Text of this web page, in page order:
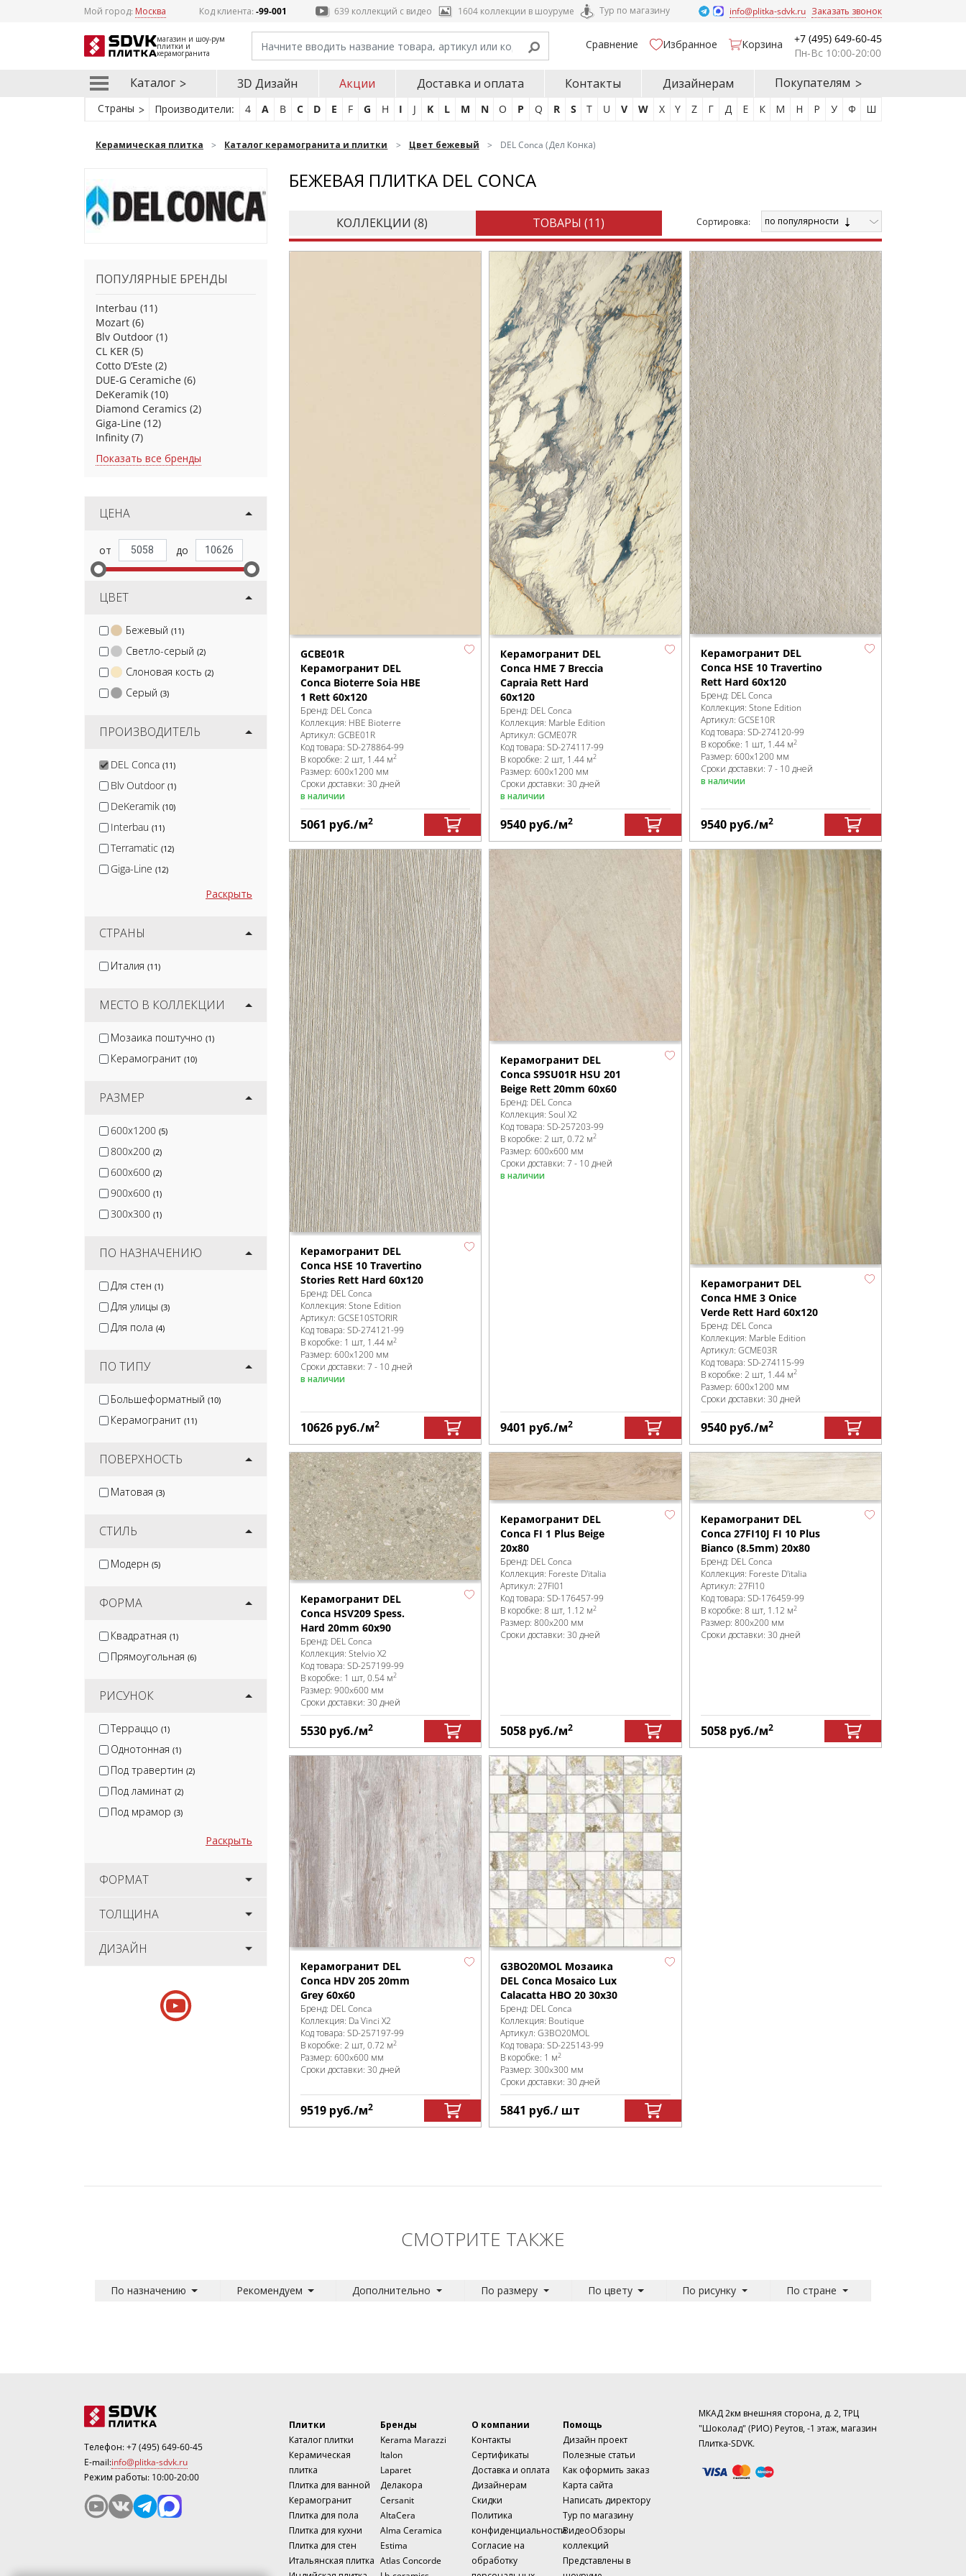
Мой город: Москва Код клиента:-99-001 639 коллекций с видео 1604 коллекции в шоуруме Тур по магазину info@plitka-sdvk.ru Заказать звонок
магазин и шоу-рум
плитки и
керамогранита
Сравнение Избранное Корзина
+7 (495) 649-60-45
Пн-Вс 10:00-20:00
Каталог 3D Дизайн Акции Доставка и оплата Контакты Дизайнерам Покупателям
Страны Производители: 4 A B C D E F G H I J K L M N O P Q R S T U V W X Y Z Г Д Е К М Н Р У Ф Ш
Керамическая плитка Каталог керамогранита и плитки Цвет бежевый DEL Conca (Дел Конка)
ПОПУЛЯРНЫЕ БРЕНДЫ
Interbau (11)
Mozart (6)
Blv Outdoor (1)
CL KER (5)
Cotto D’Este (2)
DUE-G Ceramiche (6)
DeKeramik (10)
Diamond Ceramics (2)
Giga-Line (12)
Infinity (7)
Показать все бренды
ЦЕНА
ЦВЕТ
Бежевый (11)
Светло-серый (2)
Слоновая кость (2)
Серый (3)
ПРОИЗВОДИТЕЛЬ
DEL Conca (11)
Blv Outdoor (1)
DeKeramik (10)
Interbau (11)
Terramatic (12)
Giga-Line (12)
Isla (14)
Jano Tiles (17)
Раскрыть
СТРАНЫ
Италия (11)
МЕСТО В КОЛЛЕКЦИИ
Мозаика поштучно (1)
Керамогранит (10)
РАЗМЕР
600x1200 (5)
800x200 (2)
600x600 (2)
900x600 (1)
300x300 (1)
ПО НАЗНАЧЕНИЮ
Для стен (1)
Для улицы (3)
Для пола (4)
ПО ТИПУ
Большеформатный (10)
Керамогранит (11)
ПОВЕРХНОСТЬ
Матовая (3)
СТИЛЬ
Модерн (5)
ФОРМА
Квадратная (1)
Прямоугольная (6)
РИСУНОК
Терраццо (1)
Однотонная (1)
Под травертин (2)
Под ламинат (2)
Под мрамор (3)
Раскрыть
ФОРМАТ
ТОЛЩИНА
ДИЗАЙН
БЕЖЕВАЯ ПЛИТКА DEL CONCA
КОЛЛЕКЦИИ (8) ТОВАРЫ (11) Cортировка: по популярности
GCBE01R
Керамогранит DEL
Conca Bioterre Soia HBE
1 Rett 60x120
Бренд: DEL Conca
Коллекция: HBE Bioterre
Артикул: GCBE01R
Код товара: SD-278864-99
В коробке: 2 шт, 1.44 м2
Размер: 600x1200 мм
Сроки доставки: 30 дней
в наличии
5061 руб./м2
Керамогранит DEL
Conca HME 7 Breccia
Capraia Rett Hard
60x120
Бренд: DEL Conca
Коллекция: Marble Edition
Артикул:GCME07R
Код товара:SD-274117-99
В коробке:2 шт, 1.44 м2
Размер:600x1200 мм
Сроки доставки: 30 дней
в наличии
9540 руб./м2
Керамогранит DEL
Conca HSE 10 Travertino
Rett Hard 60x120
Бренд: DEL Conca
Коллекция: Stone Edition
Артикул: GCSE10R
Код товара: SD-274120-99
В коробке: 1 шт, 1.44 м2
Размер: 600x1200 мм
Сроки доставки: 7 - 10 дней
в наличии
9540 руб./м2
Керамогранит DEL
Conca HSE 10 Travertino
Stories Rett Hard 60x120
Бренд: DEL Conca
Коллекция: Stone Edition
Артикул: GCSE10STORIR
Код товара: SD-274121-99
В коробке: 1 шт, 1.44 м2
Размер: 600x1200 мм
Сроки доставки: 7 - 10 дней
в наличии
10626 руб./м2
Керамогранит DEL
Conca S9SU01R HSU 201
Beige Rett 20mm 60x60
Бренд: DEL Conca
Коллекция:Soul X2
Код товара:SD-257203-99
В коробке:2 шт, 0.72 м2
Размер:600x600 мм
Сроки доставки: 7 - 10 дней
в наличии
9401 руб./м2
Керамогранит DEL
Conca HME 3 Onice
Verde Rett Hard 60x120
Бренд: DEL Conca
Коллекция: Marble Edition
Артикул: GCME03R
Код товара: SD-274115-99
В коробке: 2 шт, 1.44 м2
Размер: 600x1200 мм
Сроки доставки: 30 дней
9540 руб./м2
Керамогранит DEL
Conca HSV209 Spess.
Hard 20mm 60х90
Бренд: DEL Conca
Коллекция: Stelvio X2
Код товара: SD-257199-99
В коробке: 1 шт, 0.54 м2
Размер: 900x600 мм
Сроки доставки: 30 дней
5530 руб./м2
Керамогранит DEL
Conca FI 1 Plus Beige
20х80
Бренд: DEL Conca
Коллекция: Foreste D'italia
Артикул:27FI01
Код товара:SD-176457-99
В коробке:8 шт, 1.12 м2
Размер:800x200 мм
Сроки доставки: 30 дней
5058 руб./м2
Керамогранит DEL
Conca 27FI10J FI 10 Plus
Bianco (8.5mm) 20х80
Бренд: DEL Conca
Коллекция: Foreste D'italia
Артикул: 27FI10
Код товара: SD-176459-99
В коробке: 8 шт, 1.12 м2
Размер: 800x200 мм
Сроки доставки: 30 дней
5058 руб./м2
Керамогранит DEL
Conca HDV 205 20mm
Grey 60х60
Бренд: DEL Conca
Коллекция: Da Vinci X2
Код товара: SD-257197-99
В коробке: 2 шт, 0.72 м2
Размер: 600x600 мм
Сроки доставки: 30 дней
9519 руб./м2
G3BO20MOL Мозаика
DEL Conca Mosaico Lux
Calacatta HBO 20 30х30
Бренд: DEL Conca
Коллекция: Boutique
Артикул:G3BO20MOL
Код товара:SD-225143-99
В коробке: 1 м2
Размер:300x300 мм
Сроки доставки: 30 дней
5841 руб./ шт
СМОТРИТЕ ТАКЖЕ
По назначению Рекомендуем Дополнительно По размеру По цвету По рисунку По стране
Телефон:+7 (495) 649-60-45
E-mail:info@plitka-sdvk.ru
Режим работы: 10:00-20:00
Плитки
Каталог плитки
Керамическая
плитка
Плитка для ванной
Керамогранит
Плитка для пола
Плитка для кухни
Плитка для стен
Итальянская плитка
Бренды
Kerama Marazzi
Italon
Laparet
Делакора
Cersanit
AltaCera
Alma Ceramica
Estima
Atlas Concorde
О компании
Контакты
Сертификаты
Доставка и оплата
Дизайнерам
Скидки
Политика
конфиденциальности
Согласие на
обработку
Помощь
Дизайн проект
Полезные статьи
Как оформить заказ
Карта сайта
Написать директору
Тур по магазину
ВидеоОбзоры
коллекций
Представлены в
МКАД 2км внешняя сторона, д. 2, ТРЦ
"Шоколад" (РИО) Реутов, -1 этаж, магазин
Плитка-SDVK.